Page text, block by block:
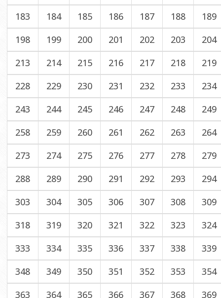
183
184 185 186 187 188
189
198
199 200 201 202 203
204
213
214 215 216 217 218
219
228
229 230 231 232 233
234
243
244 245 246 247 248
249
258
259 260 261 262 263
264
273
274 275 276 277 278
279
288
289 290 291 292 293
294
303
304 305 306 307 308
309
318
319 320 321 322 323
324
333
334 335 336 337 338
339
348
349 350 351 352 353
354
363
364 365 366 367 368 369